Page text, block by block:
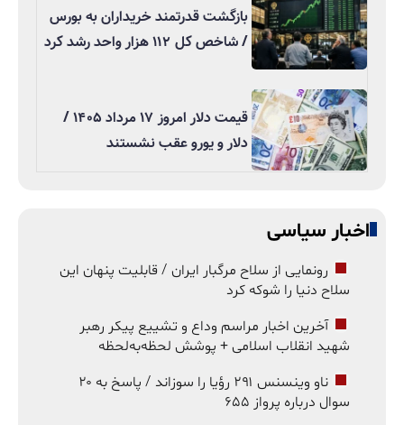
بازگشت قدرتمند خریداران به بورس
/ شاخص کل ۱۱۲ هزار واحد رشد کرد
قیمت دلار امروز ۱۷ مرداد ۱۴۰۵ /
دلار و یورو عقب نشستند
اخبار سیاسی
رونمایی از سلاح مرگبار ایران / قابلیت پنهان این
سلاح دنیا را شوکه کرد
آخرین اخبار مراسم وداع و تشییع پیکر رهبر
شهید انقلاب اسلامی + پوشش لحظه‌به‌لحظه
ناو وینسنس ۲۹۱ رؤیا را سوزاند / پاسخ به ۲۰
سوال درباره پرواز ۶۵۵